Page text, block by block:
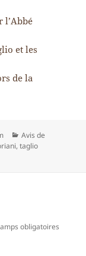
l’Abbé
et les
de la
Catégories
Avis de
,taglio
obligatoires